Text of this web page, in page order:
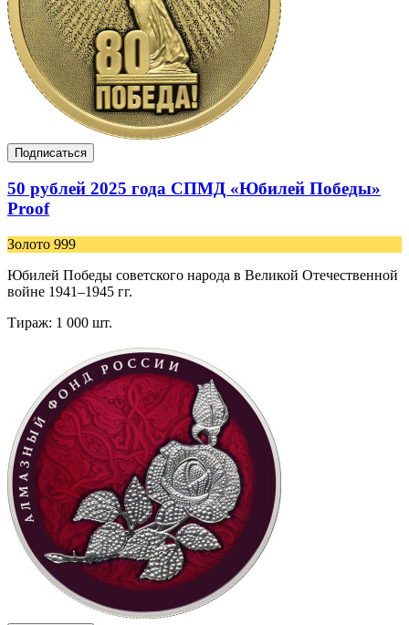
Подписаться
50 рублей 2025 года СПМД «Юбилей Победы»
Proof
Золото 999
Юбилей Победы советского народа в Великой Отечественной
войне 1941–1945 гг.
Тираж: 1 000 шт.